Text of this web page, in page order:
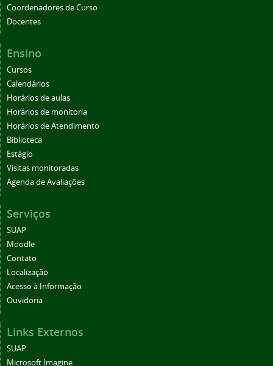
Coordenadores de Curso
Docentes
Ensino
Cursos
Calendários
Horários de aulas
Horários de monitoria
Horários de Atendimento
Biblioteca
Estágio
Visitas monitoradas
Agenda de Avaliações
Serviços
SUAP
Moodle
Contato
Localização
Acesso à Informação
Ouvidoria
Links Externos
SUAP
Microsoft Imagine